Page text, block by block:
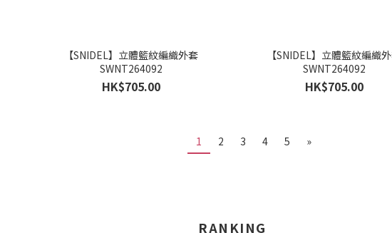
【SNIDEL】立體籃紋編織外套
SWNT264092
HK$705.00
【SNIDEL】立體籃紋編織
SWNT264092
HK$705.00
1 2 3 4 5 »
RANKING